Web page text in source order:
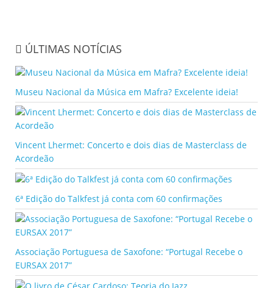
ÚLTIMAS NOTÍCIAS
Museu Nacional da Música em Mafra? Excelente ideia!
Vincent Lhermet: Concerto e dois dias de Masterclass de
Acordeão
6ª Edição do Talkfest já conta com 60 confirmações
Associação Portuguesa de Saxofone: “Portugal Recebe o
EURSAX 2017”